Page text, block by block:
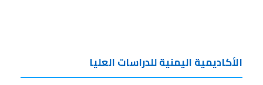
الأكاديمية اليمنية للدراسات العليا